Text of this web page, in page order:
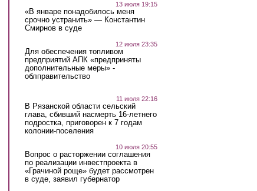
13 июля 19:15
«В январе понадобилось меня
срочно устранить» — Константин
Смирнов в суде
12 июля 23:35
Для обеспечения топливом
предприятий АПК «предприняты
дополнительные меры» -
облправительство
11 июля 22:16
В Рязанской области сельский
глава, сбивший насмерть 16-летнего
подростка, приговорен к 7 годам
колонии-поселения
10 июля 20:55
Вопрос о расторжении соглашения
по реализации инвестпроекта в
«Грачиной роще» будет рассмотрен
в суде, заявил губернатор